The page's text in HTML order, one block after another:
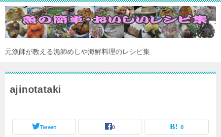
元漁師が教える漁師めしや海鮮料理のレシピ集
ajinotataki
Tweet 0 0